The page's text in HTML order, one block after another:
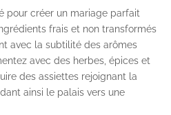
pour créer un mariage parfait
frais et non transformés
avec la subtilité des arômes
avec des herbes, épices et
des assiettes rejoignant la
ainsi le palais vers une